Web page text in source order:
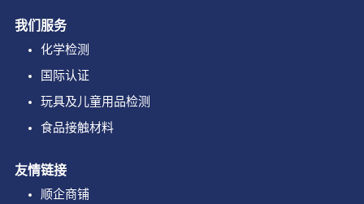
我们服务
化学检测
国际认证
玩具及儿童用品检测
食品接触材料
友情链接
顺企商铺